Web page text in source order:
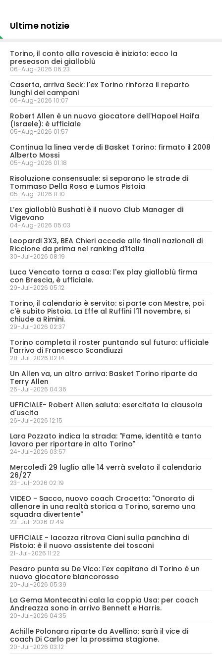
Ultime notizie
Torino, il conto alla rovescia è iniziato: ecco la
preseason dei gialloblù
06-Aug-2026 06:23
Caserta, arriva Seck: l'ex Torino rinforza il reparto
lunghi dei campani
06-Aug-2026 10:07
Robert Allen è un nuovo giocatore dell'Hapoel Haifa
(Israele): è ufficiale
05-Aug-2026 01:57
Continua la linea verde di Basket Torino: firmato il 2008
Alberto Mossi
05-Aug-2026 01:18
Risoluzione consensuale: si separano le strade di
Tommaso Della Rosa e Lumos Pistoia
05-Aug-2026 11:10
L’ex gialloblù Bushati è il nuovo Club Manager di
Vigevano
04-Aug-2026 05:03
Leopardi 3X3, BEA Chieri accede alle finali nazionali di
Riccione da prima nel ranking d’Italia
30-Jul-2026 08:19
Luca Vencato torna a casa: l'ex play gialloblù firma
con Brescia, è ufficiale.
29-Jul-2026 05:12
Torino, il calendario è servito: si parte con Mestre, poi
c'è subito Pistoia. La Effe al Ruffini l'11 novembre, si
chiude a Rimini.
29-Jul-2026 02:37
Torino completa il roster puntando sul futuro: ufficiale
l'arrivo di Francesco Scandiuzzi
28-Jul-2026 02:14
Un Allen va, un altro arriva: Basket Torino riparte da
Terry Allen
26-Jul-2026 04:36
UFFICIALE- Robert Allen saluta: esercitata la clausola
d'uscita
26-Jul-2026 12:15
Lara Pozzato indica la strada: "Fame, identità e tanto
lavoro per riportare in alto Torino"
24-Jul-2026 03:57
Mercoledì 29 luglio alle 14 verrà svelato il calendario
26/27
23-Jul-2026 02:19
VIDEO - Sacco, nuovo coach Crocetta: "Onorato di
allenare in una realtà storica a Torino, saremo una
squadra divertente"
23-Jul-2026 12:49
UFFICIALE - Iacozza ritrova Ciani sulla panchina di
Pistoia: è il nuovo assistente dei toscani
21-Jul-2026 11:22
Pesaro punta su De Vico: l'ex capitano di Torino è un
nuovo giocatore biancorosso
20-Jul-2026 05:39
La Gema Montecatini cala la coppia Usa: per coach
Andreazza sono in arrivo Bennett e Harris.
20-Jul-2026 04:35
Achille Polonara riparte da Avellino: sarà il vice di
coach Di Carlo per la prossima stagione.
20-Jul-2026 03:12